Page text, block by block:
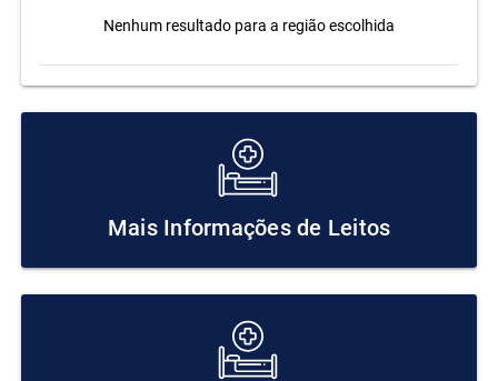
Nenhum resultado para a região escolhida
Mais Informações de Leitos